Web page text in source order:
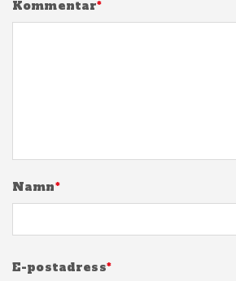
Kommentar*
Namn*
E-postadress*